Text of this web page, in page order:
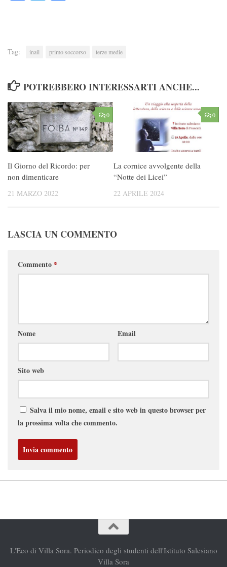
Tag: inail primo soccorso terze medie
POTREBBERO INTERESSARTI ANCHE...
0
Il Giorno del Ricordo: per
non dimenticare
21 MARZO 2022
0
La cornice avvolgente della
“Notte dei Licei”
22 APRILE 2024
LASCIA UN COMMENTO
Commento *
Nome Email
Sito web
Salva il mio nome, email e sito web in questo browser per
la prossima volta che commento.
L'Eco di Villa Sora. Periodico degli studenti dell'Istituto Salesiano
Villa Sora